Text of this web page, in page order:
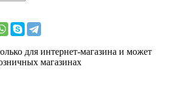
для интернет-магазина и может
магазинах